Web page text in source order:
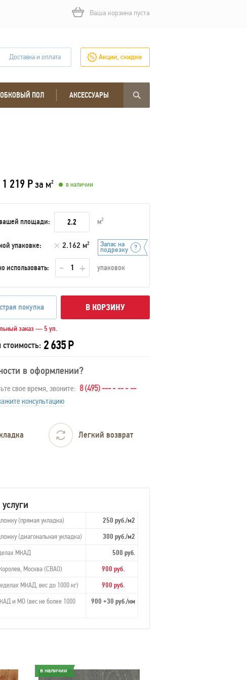
Ваша корзина пуста
Доставка и оплата Акции, скидки
ПОЛ АКСЕССУАРЫ
1 219 Рза м2 в наличии
площади: м2
упаковке: 2.162 м2
использовать: упаковок
Запас на
подрезку
покупка В КОРЗИНУ
заказ — 5 уп.
2 635 Р
в оформлении?
свое время, звоните: 8 (495) --- - -- - --
консультацию
Легкий возврат
(прямая укладка)
250 руб./м2
(диагональная укладка)
300 руб./м2
МКАД
500 руб.
Москва (СВАО)
900 руб.
МКАД, вес до 1000 кг)
900 руб.
и МО (вес не более 1000
900 +30 руб./км
в наличии